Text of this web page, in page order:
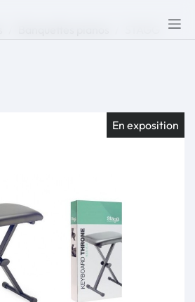
En exposition